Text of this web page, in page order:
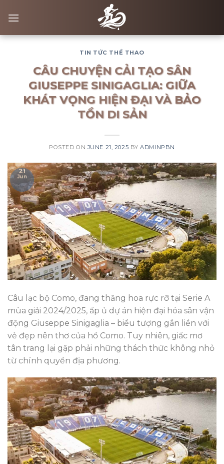
TIN TỨC THỂ THAO
CÂU CHUYỆN CẢI TẠO SÂN
GIUSEPPE SINIGAGLIA: GIỮA
KHÁT VỌNG HIỆN ĐẠI VÀ BẢO
TỒN DI SẢN
POSTED ONJUNE 21, 2025 BYADMINPBN
21
Jun
Câu lạc bộ Como, đang thăng hoa rực rỡ tại Serie A
mùa giải 2024/2025, ấp ủ dự án hiện đại hóa sân vận
động Giuseppe Sinigaglia – biểu tượng gắn liền với
vẻ đẹp nên thơ của hồ Como. Tuy nhiên, giấc mơ
tân trang lại gặp phải những thách thức không nhỏ
từ chính quyền địa phương.